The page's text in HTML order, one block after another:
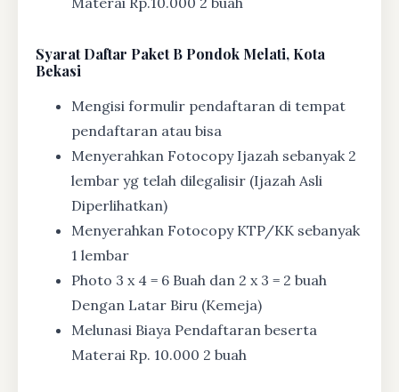
SyaratDaftar Paket B Pondok Melati, Kota
Bekasi
Mengisi formulir pendaftaran di tempat
pendaftaran atau bisa
Menyerahkan Fotocopy Ijazah sebanyak 2
lembar yg telah dilegalisir (Ijazah Asli
Diperlihatkan)
Menyerahkan Fotocopy KTP/KK sebanyak
1 lembar
Photo 3 x 4 = 6 Buah dan 2 x 3 = 2 buah
Dengan Latar Biru (Kemeja)
Melunasi Biaya Pendaftaran beserta
Materai Rp. 10.000 2 buah